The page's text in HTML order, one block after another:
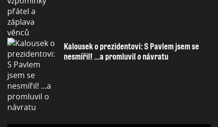
Kalousek o prezidentovi: S Pavlem jsem se
nesmířil! ...a promluvil o návratu